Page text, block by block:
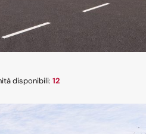
disponibili:12